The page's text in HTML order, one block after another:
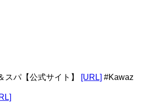
スパ【公式サイト】 [URL] #Kawaz